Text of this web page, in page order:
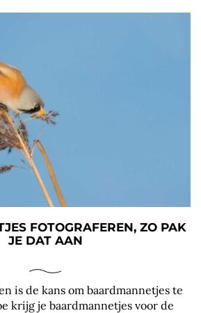
FOTOGRAFEREN, ZO PAK
JE DAT AAN
is de kans om baardmannetjes te
krijg je baardmannetjes voor de